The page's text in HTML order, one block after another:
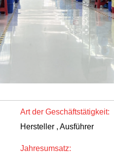
Art der Geschäftstätigkeit:
Hersteller , Ausführer
Jahresumsatz: